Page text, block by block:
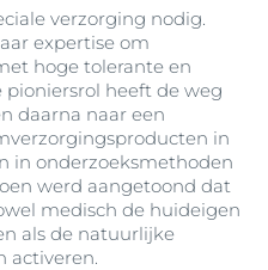
verzorging nodig.
expertise om
hoge tolerante en
pioniersrol heeft de weg
daarna naar een
in
in onderzoeksmethoden
werd aangetoond dat
medisch de huideigen
als de natuurlijke
activeren.